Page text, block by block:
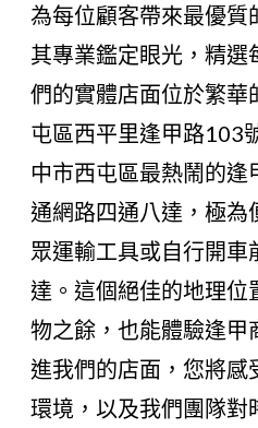
為每位顧客帶來最優質
其專業鑑定眼光，精選
們的實體店面位於繁
屯區西平里逢甲路103
中市西屯區最熱鬧的逢
通網路四通八達，極為
眾運輸工具或自行開車
達。這個絕佳的地理位
物之餘，也能體驗逢甲
進我們的店面，您將感
環境，以及我們團隊對